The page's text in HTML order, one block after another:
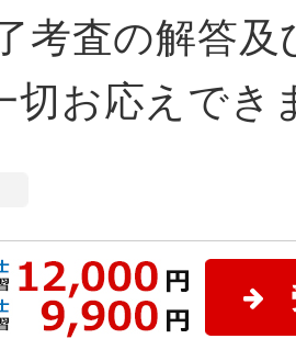
考査の解答及
切お応えでき